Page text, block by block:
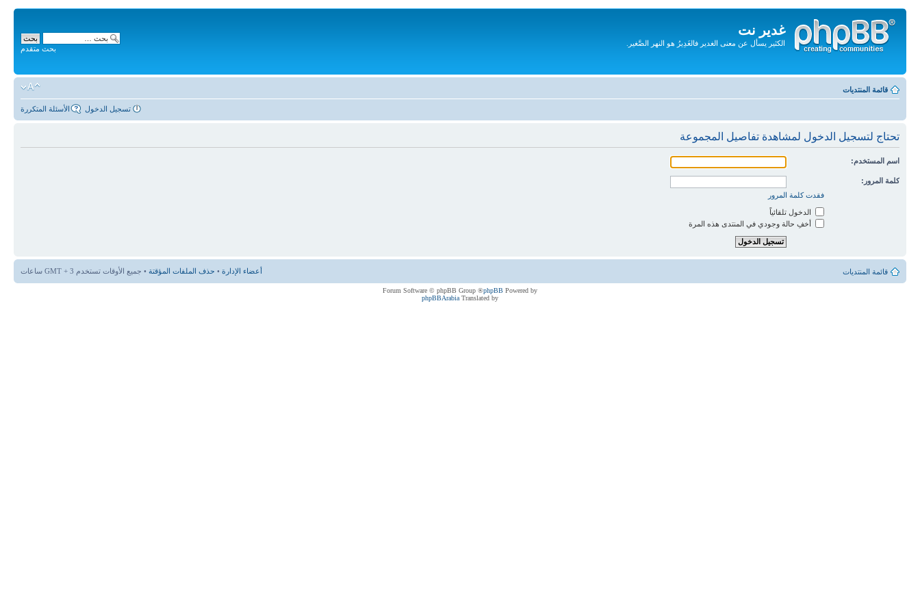
غدير نت
الكثير يسأل عن معنى الغدير فالغَدِيرُ هو النهر الصَّغير.
المحتويات
بحث متقدم
قائمة المنتديات
الأسئلة المتكررة تسجيل الدخول
تحتاج لتسجيل الدخول لمشاهدة تفاصيل المجموعة
اسم المستخدم:
كلمة المرور:
فقدت كلمة المرور
الدخول تلقائياً
أخفِ حالة وجودي في المنتدى هذه المرة
قائمة المنتديات أعضاء الإدارة • حذف الملفات المؤقتة • جميع الأوقات تستخدم GMT + 3 ساعات
Powered by
phpBB
® Forum Software © phpBB Group
Translated by
phpBBArabia